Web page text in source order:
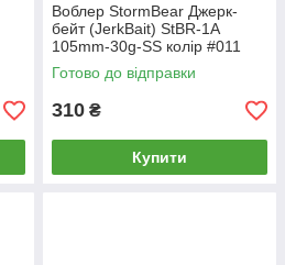
Воблер StormBear Джерк-
бейт (JerkBait) StBR-1A
105mm-30g-SS колір #011
Готово до відправки
310 ₴
Купити